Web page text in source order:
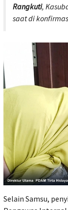
Rangkuti,
saat di
Selain Samsu,